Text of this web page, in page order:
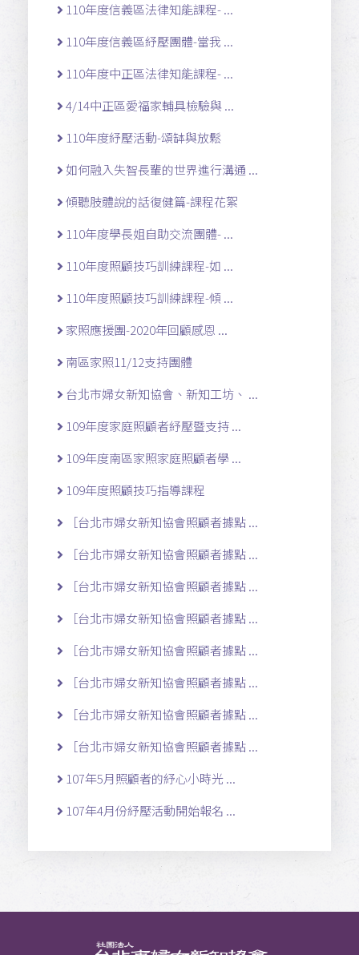
110年度信義區法律知能課程- ...
110年度信義區紓壓團體-當我 ...
110年度中正區法律知能課程- ...
4/14中正區愛福家輔具檢驗與 ...
110年度紓壓活動-頌缽與放鬆
如何融入失智長輩的世界進行溝通 ...
傾聽肢體說的話復健篇-課程花絮
110年度學長姐自助交流團體- ...
110年度照顧技巧訓練課程-如 ...
110年度照顧技巧訓練課程-傾 ...
家照應援團-2020年回顧感恩 ...
南區家照11/12支持團體
台北市婦女新知協會、新知工坊、 ...
109年度家庭照顧者紓壓暨支持 ...
109年度南區家照家庭照顧者學 ...
109年度照顧技巧指導課程
［台北市婦女新知協會照顧者據點 ...
［台北市婦女新知協會照顧者據點 ...
［台北市婦女新知協會照顧者據點 ...
［台北市婦女新知協會照顧者據點 ...
［台北市婦女新知協會照顧者據點 ...
［台北市婦女新知協會照顧者據點 ...
［台北市婦女新知協會照顧者據點 ...
［台北市婦女新知協會照顧者據點 ...
107年5月照顧者的紓心小時光 ...
107年4月份紓壓活動開始報名 ...